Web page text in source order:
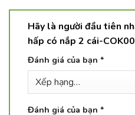
Hãy là người đầu tiên
hấp có nắp 2 cái-
Đánh giá của bạn *
Đánh giá của bạn *